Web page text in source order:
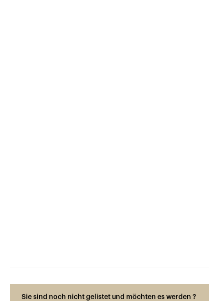
Sie sind noch nicht gelistet und möchten es werden ?